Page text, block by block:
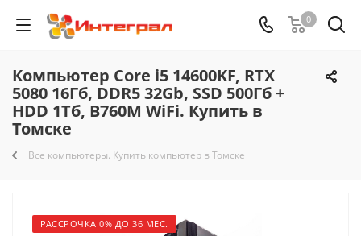
0
Компьютер Core i5 14600KF, RTX
5080 16Гб, DDR5 32Gb, SSD 500Гб +
HDD 1Тб, B760M WiFi. Купить в
Томске
Все компьютеры. Купить компьютер в Томске
РАССРОЧКА 0% ДО 36 МЕС.